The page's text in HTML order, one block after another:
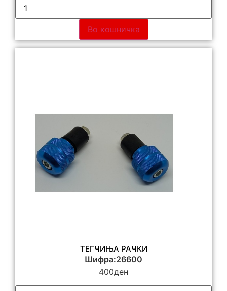
Во кошничка
ТЕГЧИЊА РАЧКИ
Шифра:26600
400ден